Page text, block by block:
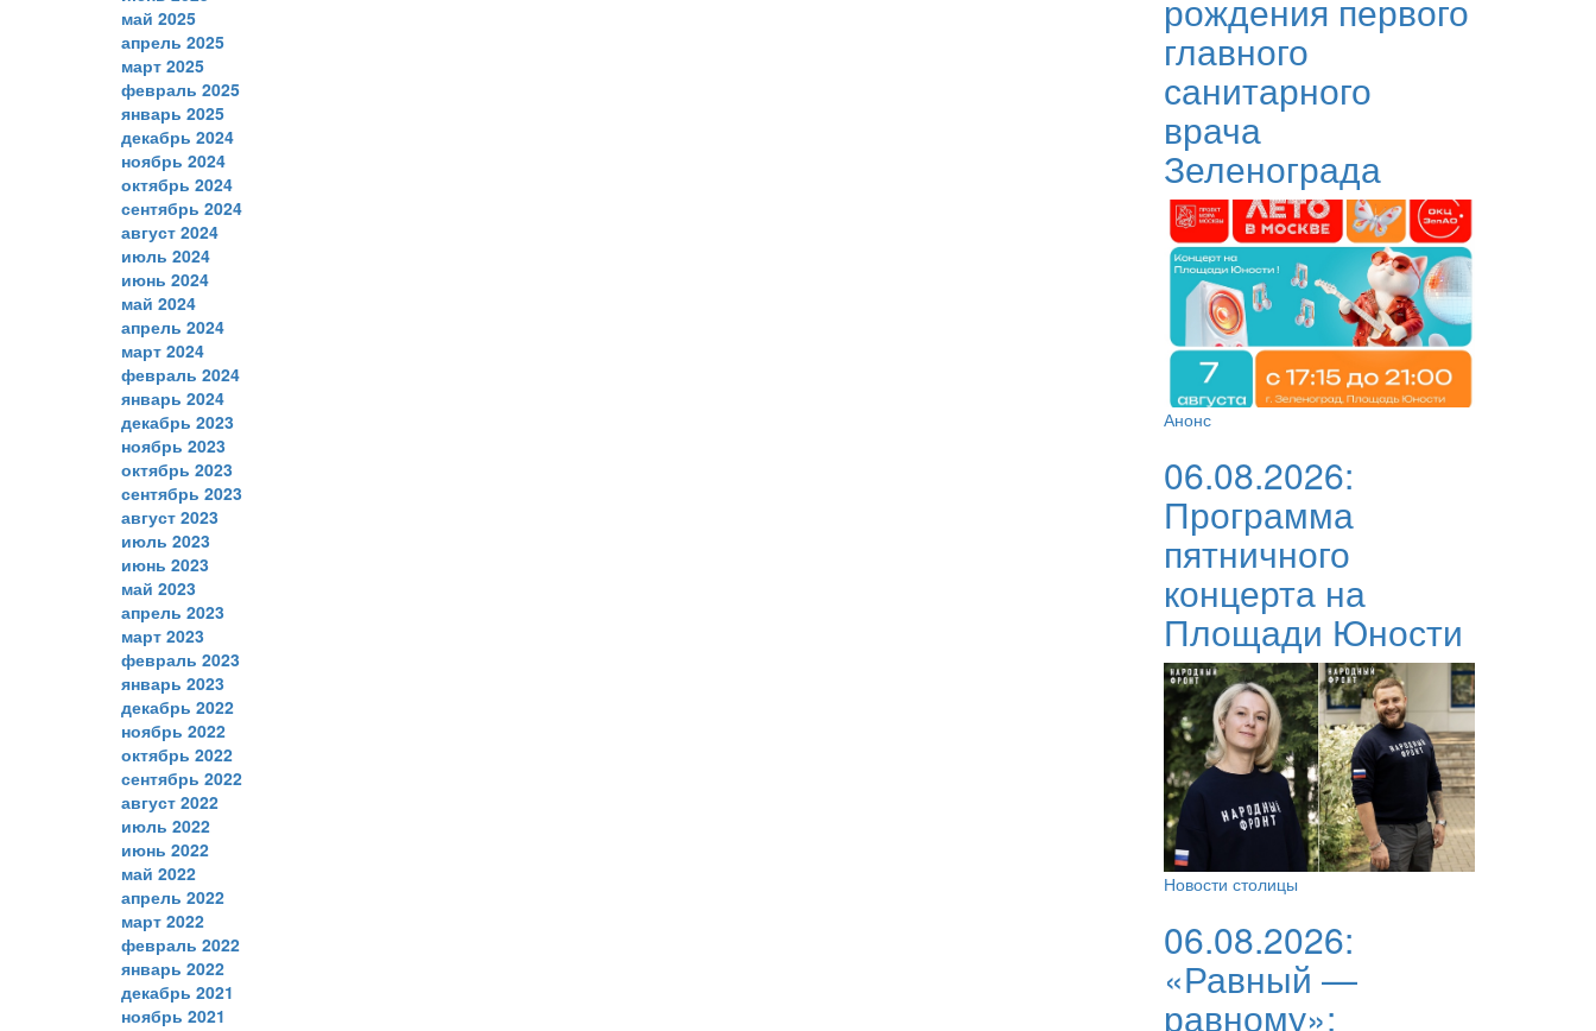
май 2025
апрель 2025
март 2025
февраль 2025
январь 2025
декабрь 2024
ноябрь 2024
октябрь 2024
сентябрь 2024
август 2024
июль 2024
июнь 2024
май 2024
апрель 2024
март 2024
февраль 2024
январь 2024
декабрь 2023
ноябрь 2023
октябрь 2023
сентябрь 2023
август 2023
июль 2023
июнь 2023
май 2023
апрель 2023
март 2023
февраль 2023
январь 2023
декабрь 2022
ноябрь 2022
октябрь 2022
сентябрь 2022
август 2022
июль 2022
июнь 2022
май 2022
апрель 2022
март 2022
февраль 2022
январь 2022
декабрь 2021
ноябрь 2021
рождения первого
главного
санитарного
врача
Зеленограда
Анонс
06.08.2026:
Программа
пятничного
концерта на
Площади Юности
Новости столицы
06.08.2026:
«Равный —
равному»: